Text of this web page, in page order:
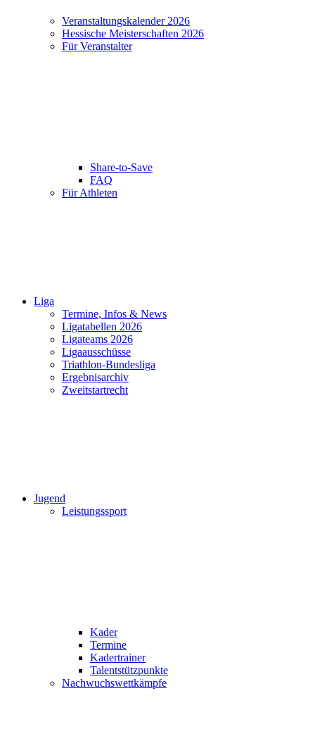
Veranstaltungskalender 2026
Hessische Meisterschaften 2026
Für Veranstalter
Share-to-Save
FAQ
Für Athleten
Liga
Termine, Infos & News
Ligatabellen 2026
Ligateams 2026
Ligaausschüsse
Triathlon-Bundesliga
Ergebnisarchiv
Zweitstartrecht
Jugend
Leistungssport
Kader
Termine
Kadertrainer
Talentstützpunkte
Nachwuchswettkämpfe